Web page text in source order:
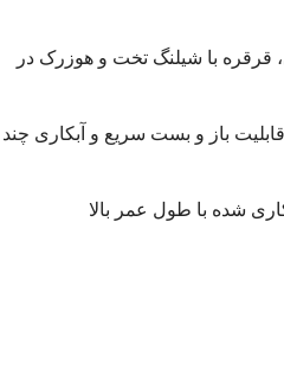
قرقره با شیلنگ تخت و هوزرک در
قابلیت باز و بست سریع و آبکاری چند
شده با طول عمر بالا